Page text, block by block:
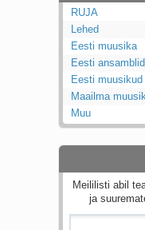
RUJA
Lehed
Eesti muusika
Eesti ansamblid
Eesti muusikud
Maailma
Muu
Meililisti abil
ja